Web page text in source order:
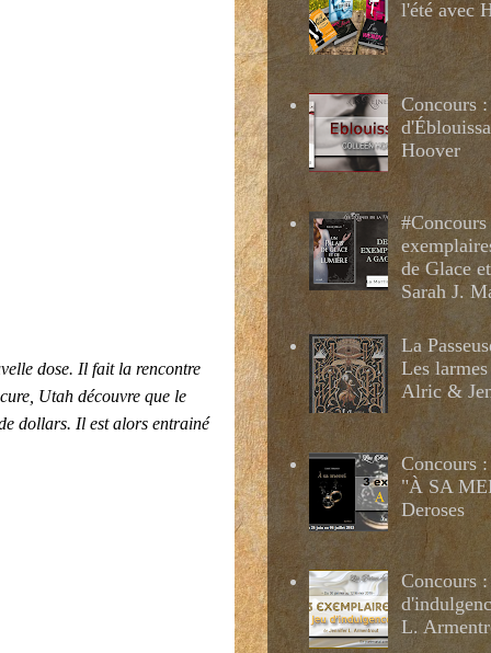
dose. Il fait la rencontre
Utah découvre que le
dollars. Il est alors entrainé
l'été avec
Concours
Hoover
de Glace
Sarah J.
La
Les
Alric &
Concours
"À SA
Deroses
Concours :
L.